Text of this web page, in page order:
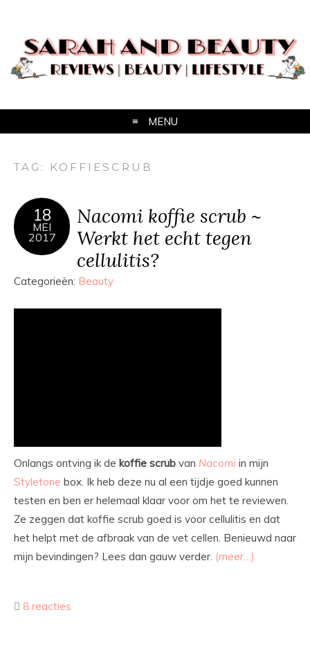
MENU
TAG: KOFFIESCRUB
18
MEI
2017
Nacomi koffie scrub ~
Werkt het echt tegen
cellulitis?
Categorieën: Beauty
Onlangs ontving ik de koffie scrub van Nacomi in mijn
Styletone box. Ik heb deze nu al een tijdje goed kunnen
testen en ben er helemaal klaar voor om het te reviewen.
Ze zeggen dat koffie scrub goed is voor cellulitis en dat
het helpt met de afbraak van de vet cellen. Benieuwd naar
mijn bevindingen? Lees dan gauw verder. (meer…)
8 reacties